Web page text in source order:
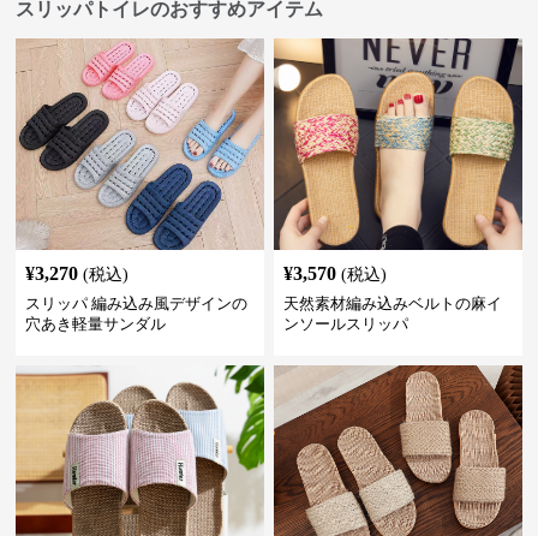
スリッパトイレのおすすめアイテム
¥3,270 (税込)
スリッパ 編み込み風デザインの
穴あき軽量サンダル
¥3,570 (税込)
天然素材編み込みベルトの麻イ
ンソールスリッパ